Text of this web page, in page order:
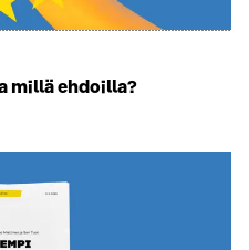
millä ehdoilla?